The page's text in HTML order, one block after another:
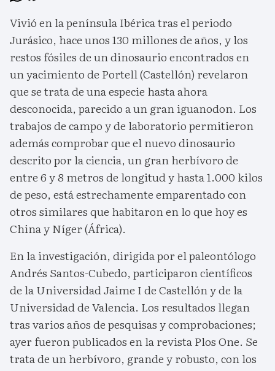
Vivió en la península Ibérica tras el periodo
Jurásico, hace unos 130 millones de años, y los
restos fósiles de un dinosaurio encontrados en
un yacimiento de Portell (Castellón) revelaron
que se trata de una especie hasta ahora
desconocida, parecido a un gran iguanodon. Los
trabajos de campo y de laboratorio permitieron
además comprobar que el nuevo dinosaurio
descrito por la ciencia, un gran herbívoro de
entre 6 y 8 metros de longitud y hasta 1.000 kilos
de peso, está estrechamente emparentado con
otros similares que habitaron en lo que hoy es
China y Níger (África).
En la investigación, dirigida por el paleontólogo
Andrés Santos-Cubedo, participaron científicos
de la Universidad Jaime I de Castellón y de la
Universidad de Valencia. Los resultados llegan
tras varios años de pesquisas y comprobaciones;
ayer fueron publicados en la revista Plos One. Se
trata de un herbívoro, grande y robusto, con los